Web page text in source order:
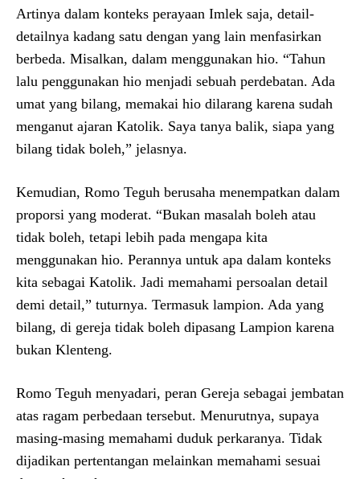
Artinya dalam konteks perayaan Imlek saja, detail-
detailnya kadang satu dengan yang lain menfasirkan
berbeda. Misalkan, dalam menggunakan hio. “Tahun
lalu penggunakan hio menjadi sebuah perdebatan. Ada
umat yang bilang, memakai hio dilarang karena sudah
menganut ajaran Katolik. Saya tanya balik, siapa yang
bilang tidak boleh,” jelasnya.
Kemudian, Romo Teguh berusaha menempatkan dalam
proporsi yang moderat. “Bukan masalah boleh atau
tidak boleh, tetapi lebih pada mengapa kita
menggunakan hio. Perannya untuk apa dalam konteks
kita sebagai Katolik. Jadi memahami persoalan detail
demi detail,” tuturnya. Termasuk lampion. Ada yang
bilang, di gereja tidak boleh dipasang Lampion karena
bukan Klenteng.
Romo Teguh menyadari, peran Gereja sebagai jembatan
atas ragam perbedaan tersebut. Menurutnya, supaya
masing-masing memahami duduk perkaranya. Tidak
dijadikan pertentangan melainkan memahami sesuai